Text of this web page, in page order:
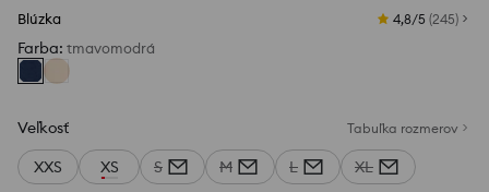
Blúzka 4,8/5 (245)
Farba: tmavomodrá
Veľkosť Tabuľka rozmerov
XXS XS S M L XL